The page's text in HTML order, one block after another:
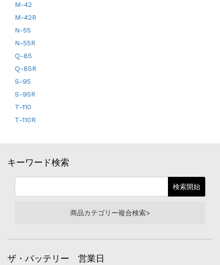
M-42
M-42R
N-55
N-55R
Q-85
Q-85R
S-95
S-95R
T-110
T-110R
キーワード検索
商品カテゴリー複合検索>
ザ・バッテリー 営業日